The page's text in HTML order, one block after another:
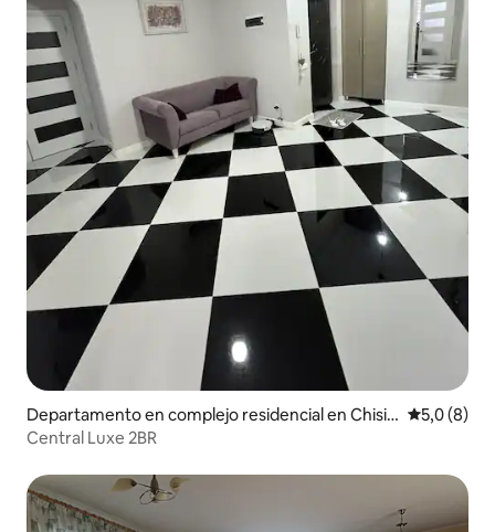
Departamento en complejo residencial en Chisin
áu
5,0 (8)
Central Luxe 2BR